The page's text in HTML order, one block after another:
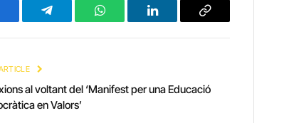
Telegram WhatsAppLinkedIn Copy
al voltant del ‘Manifest per una Educació
en Valors’